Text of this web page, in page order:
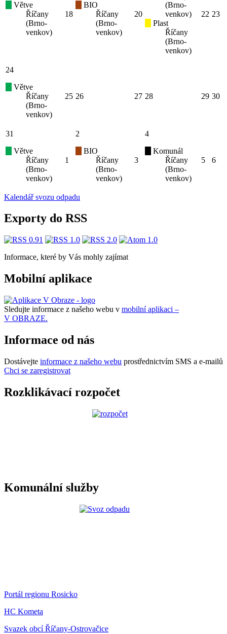
Větve
Říčany
(Brno-
venkov)
18
BIO
Říčany
(Brno-
venkov)
20
(Brno-
venkov)
Plast
Říčany
(Brno-
venkov)
22 23
24
Větve
Říčany
(Brno-
venkov)
25 26 27 28 29 30
31
Větve
Říčany
(Brno-
venkov)
1
2
BIO
Říčany
(Brno-
venkov)
3
4
Komunál
Říčany
(Brno-
venkov)
5 6
Kalendář svozu odpadu
Exporty do RSS
Informace, které by Vás mohly zajímat
Mobilní aplikace
Sledujte informace z našeho webu v mobilní aplikaci –
V OBRAZE.
Informace od nás
Dostávejte informace z našeho webu prostřednictvím SMS a e-mailů
Chci se zaregistrovat
Rozklikávací rozpočet
Komunální služby
Portál regionu Rosicko
HC Kometa
Svazek obcí Říčany-Ostrovačice